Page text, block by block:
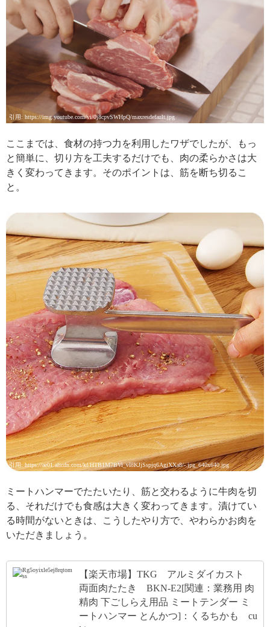
引用: https://img.youtube.com/vi/0j8cpvSWHpQ/maxresdefault.jpg
ここまでは、食材の持つ力を利用したワザでしたが、もっ
と簡単に、切り方を工夫するだけでも、肉の柔らかさは大
きく変わってきます。そのポイントは、筋を断ち切るこ
と。
引用: https://ae01.alicdn.com/kf/HTB1M7BVi_vI8KJjSspjq6AgjXXa8/-.jpg_640x640.jpg
ミートハンマーでたたいたり、筋と交わるように牛肉を切
る、それだけでも食感は大きく変わってきます。漬けてい
る時間がないときは、こうしたやり方で、やわらかお肉を
いただきましょう。
【楽天市場】TKG アルミダイカスト
両面肉たたき BKN-E2[関連：業務用 肉
精肉 下ごしらえ用品 ミートテンダー ミ
ートハンマー とんかつ]：くるちかも cu